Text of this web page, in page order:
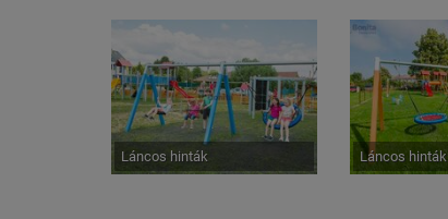
Láncos hinták Láncos hinták